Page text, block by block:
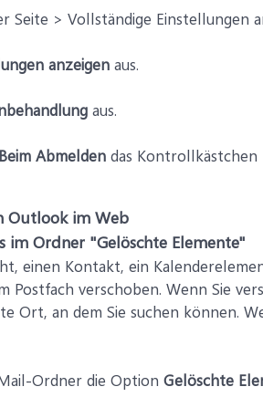
Seite > Vollständige Einstellungen
anzeigen aus.
aus.
Beim Abmelden das Kontrollkästchen
Outlook im Web
im Ordner "Gelöschte Elemente"
einen Kontakt, ein
Postfach verschoben. Wenn Sie
Ort, an dem Sie suchen können.
Ordner die Option Gelöschte